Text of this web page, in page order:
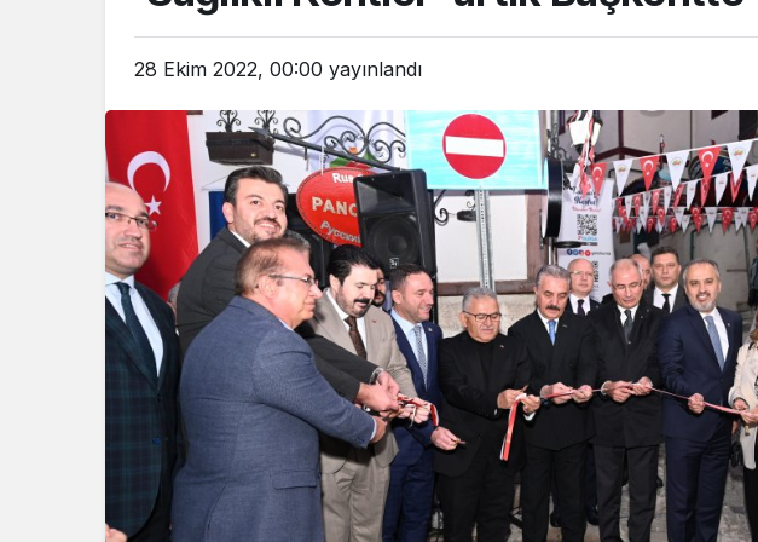
28 Ekim 2022, 00:00 yayınlandı